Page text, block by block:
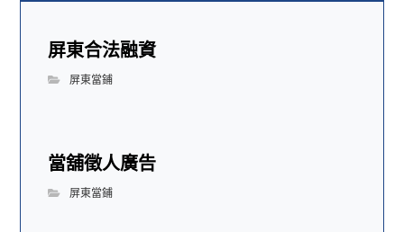
屏東合法融資
屏東當鋪
當舖徵人廣告
屏東當鋪